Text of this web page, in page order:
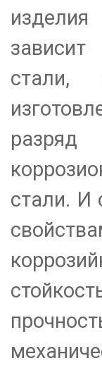
разряд
стали. И